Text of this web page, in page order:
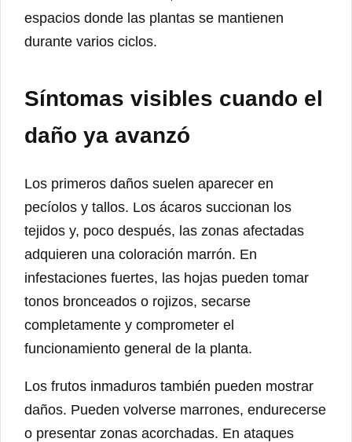
espacios donde las plantas se mantienen
durante varios ciclos.
Síntomas visibles cuando el
daño ya avanzó
Los primeros daños suelen aparecer en
pecíolos y tallos. Los ácaros succionan los
tejidos y, poco después, las zonas afectadas
adquieren una coloración marrón. En
infestaciones fuertes, las hojas pueden tomar
tonos bronceados o rojizos, secarse
completamente y comprometer el
funcionamiento general de la planta.
Los frutos inmaduros también pueden mostrar
daños. Pueden volverse marrones, endurecerse
o presentar zonas acorchadas. En ataques